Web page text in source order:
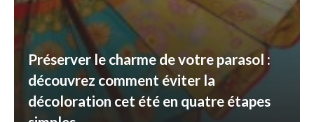
Préserver le charme de votre parasol :
découvrez comment éviter la
décoloration cet été en quatre étapes